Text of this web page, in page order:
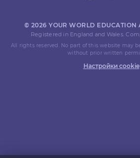
© 2026 YOUR WORLD EDUCATION
Registered in England and Wales.
All rights reserved. No part of this website may
without prior written
Настройки cookie